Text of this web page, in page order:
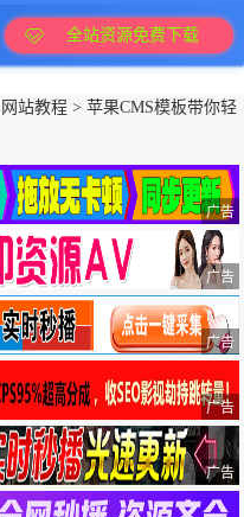
全站资源免费下载
网站教程 >苹果CMS模板带你轻
广告
广告
广告
广告
广告